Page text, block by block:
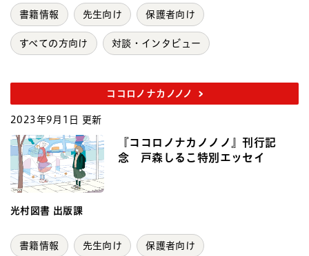
書籍情報 先生向け 保護者向け
すべての方向け 対談・インタビュー
ココロノナカノノノ
2023年9月1日 更新
『ココロノナカノノノ』刊行記
念 戸森しるこ特別エッセイ
光村図書 出版課
書籍情報 先生向け 保護者向け